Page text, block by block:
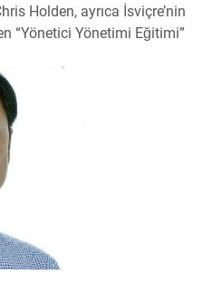
Holden, ayrıca İsviçre’nin
“Yönetici Yönetimi Eğitimi”